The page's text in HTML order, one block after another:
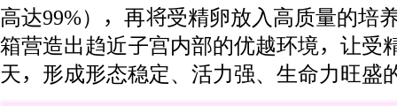
高达99%），再将受精卵放入高质量的培
箱营造出趋近子宫内部的优越环境，让受
天，形成形态稳定、活力强、生命力旺盛